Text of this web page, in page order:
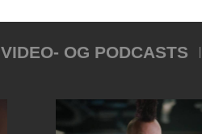
VIDEO- OG PODCASTS